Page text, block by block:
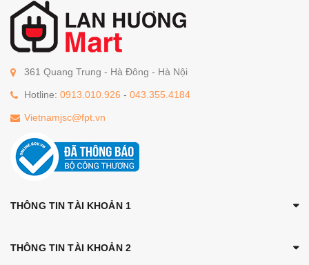
361 Quang Trung - Hà Đông - Hà Nội
Hotline: 0913.010.926 - 043.355.4184
Vietnamjsc@fpt.vn
THÔNG TIN TÀI KHOẢN 1
THÔNG TIN TÀI KHOẢN 2